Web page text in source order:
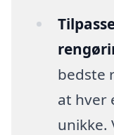
bedste
at hver
unikke.